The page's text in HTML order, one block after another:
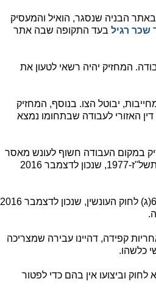
הבניה שנסגר, הואיל והמעסיק
שכר רגיל בעד התקופה שבה אתר
המחזיק יהיה רשאי לטעון את
יבוטל הצו. בנוסף, המחזיק
האזורי לעבודה שבתחומו נמצא
במקום העבודה חשוף לעונש מאסר
שנתיים ו/או הקנס הקבוע בסעיף 61(א)(3) לחוק העונשין, התשל"ז-1977, שנכון לדצמבר 2016
בנוסף, המחזיק יהיה חשוף לתשלום הקנס הקבוע בסעיף 61(ג) לחוק העונשין, שנכון לדצמבר 2016
קפידה, דהיינו עבירה שמצריכה
כלשהו.
סעיף 8(ג) לחוק קובע כי מתן צו הפסקת עבודה לפי סעיף 6א לחוק וביצועו אין בהם כדי לפטור